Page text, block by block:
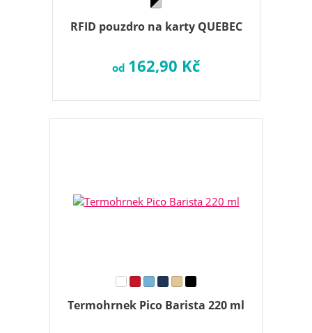
RFID pouzdro na karty QUEBEC
od 162,90 Kč
Termohrnek Pico Barista 220 ml